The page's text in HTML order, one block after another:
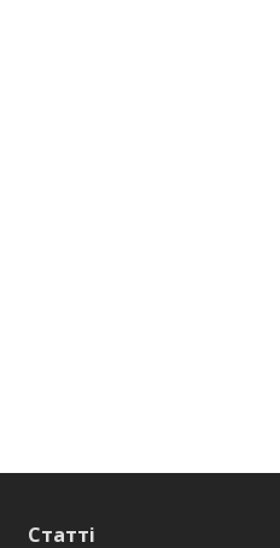
Статті